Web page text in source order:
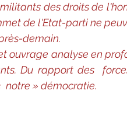
des droits de
de l'Etat-parti ne
demain.
ouvrage analyse en
Du rapport des
notre » démocratie.